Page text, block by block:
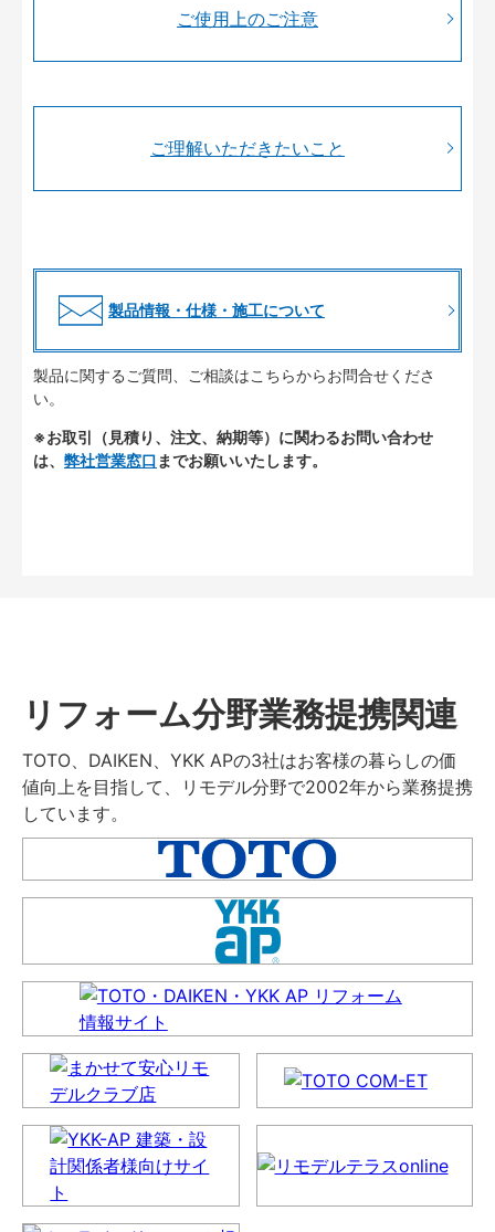
ご使用上のご注意
ご理解いただきたいこと
製品情報・仕様・施工について
製品に関するご質問、ご相談はこちらからお問合せくださ
い。
※お取引（見積り、注文、納期等）に関わるお問い合わせ
は、 弊社営業窓口 までお願いいたします。
リフォーム分野業務提携関連
TOTO、DAIKEN、YKK APの3社はお客様の暮らしの価
値向上を目指して、リモデル分野で2002年から業務提携
しています。